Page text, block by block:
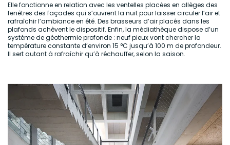
Elle fonctionne en relation avec les ventelles placées en allèges des
fenêtres des façades qui s’ouvrent la nuit pour laisser circuler l’air et
rafraîchir l’ambiance en été. Des brasseurs d’air placés dans les
plafonds achèvent le dispositif. Enfin, la médiathèque dispose d’un
système de géothermie profonde : neuf pieux vont chercher la
température constante d’environ 15 °C jusqu’à 100 m de profondeur.
Il sert autant à rafraîchir qu’à réchauffer, selon la saison.